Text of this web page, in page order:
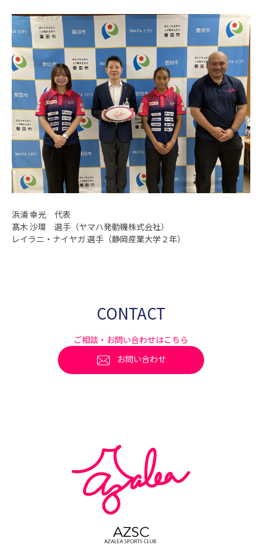
浜浦 幸光 代表
髙木 沙環 選手（ヤマハ発動機株式会社）
レイラニ・ナイヤガ 選手（静岡産業大学２年）
CONTACT
ご相談・お問い合わせはこちら
お問い合わせ